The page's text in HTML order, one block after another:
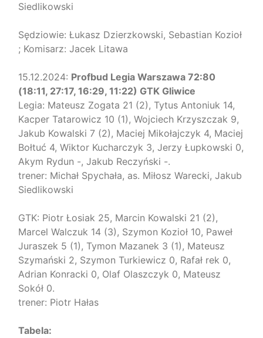
Siedlikowski
Sędziowie: Łukasz Dzierzkowski, Sebastian Kozioł
; Komisarz: Jacek Litawa
15.12.2024: Profbud Legia Warszawa 72:80
(18:11, 27:17, 16:29, 11:22) GTK Gliwice
Legia: Mateusz Zogata 21 (2), Tytus Antoniuk 14,
Kacper Tatarowicz 10 (1), Wojciech Krzyszczak 9,
Jakub Kowalski 7 (2), Maciej Mikołajczyk 4, Maciej
Bołtuć 4, Wiktor Kucharczyk 3, Jerzy Łupkowski 0,
Akym Rydun -, Jakub Reczyński -.
trener: Michał Spychała, as. Miłosz Warecki, Jakub
Siedlikowski
GTK: Piotr Łosiak 25, Marcin Kowalski 21 (2),
Marcel Walczuk 14 (3), Szymon Kozioł 10, Paweł
Juraszek 5 (1), Tymon Mazanek 3 (1), Mateusz
Szymański 2, Szymon Turkiewicz 0, Rafał rek 0,
Adrian Konracki 0, Olaf Olaszczyk 0, Mateusz
Sokół 0.
trener: Piotr Hałas
Tabela: